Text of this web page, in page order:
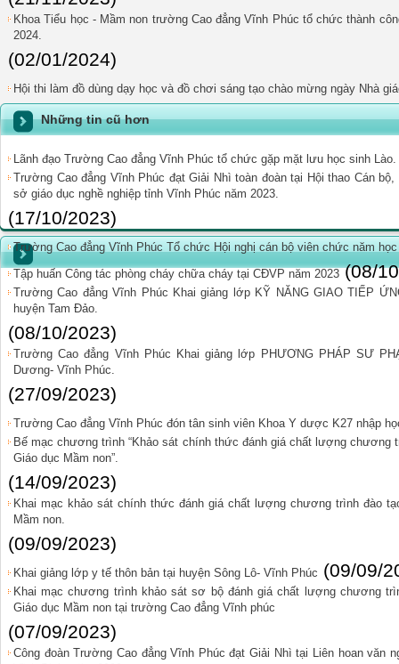
Khoa Tiểu học - Mầm non trường Cao đẳng Vĩnh Phúc tổ chức thành
2024.
(02/01/2024)
Hội thi làm đồ dùng dạy học và đồ chơi sáng tạo chào mừng ngày Nhà
Những tin cũ hơn
Lãnh đạo Trường Cao đẳng Vĩnh Phúc tổ chức gặp mặt lưu học sinh Lào.
Trường Cao đẳng Vĩnh Phúc đạt Giải Nhì toàn đoàn tại Hội thao Cán
sở giáo dục nghề nghiệp tỉnh Vĩnh Phúc năm 2023.
(17/10/2023)
Trường Cao đẳng Vĩnh Phúc Tổ chức Hội nghị cán bộ viên chức năm học
Tập huấn Công tác phòng cháy chữa cháy tại CĐVP năm 2023 (08/
Trường Cao đẳng Vĩnh Phúc Khai giảng lớp KỸ NĂNG GIAO TIẾP
huyện Tam Đảo.
(08/10/2023)
Trường Cao đẳng Vĩnh Phúc Khai giảng lớp PHƯƠNG PHÁP SƯ
Dương- Vĩnh Phúc.
(27/09/2023)
Trường Cao đẳng Vĩnh Phúc đón tân sinh viên Khoa Y dược K27 nhập
Bế mạc chương trình “Khảo sát chính thức đánh giá chất lượng chương
Giáo dục Mầm non”.
(14/09/2023)
Khai mạc khảo sát chính thức đánh giá chất lượng chương trình đào
Mầm non.
(09/09/2023)
Khai giảng lớp y tế thôn bản tại huyện Sông Lô- Vĩnh Phúc (09/09/
Khai mạc chương trình khảo sát sơ bộ đánh giá chất lượng chương
Giáo dục Mầm non tại trường Cao đẳng Vĩnh phúc
(07/09/2023)
Công đoàn Trường Cao đẳng Vĩnh Phúc đạt Giải Nhì tại Liên hoan văn